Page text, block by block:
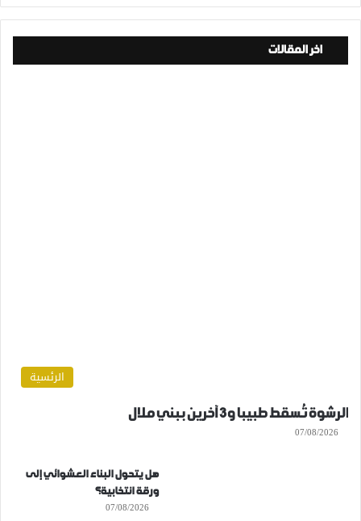
اخر المقالات
الرئسية
الرشوة تُسقط طبيبا و3 آخرين ببني ملال
07/08/2026
هل يتحول البناء العشوائي إلى
ورقة انتخابية؟
07/08/2026